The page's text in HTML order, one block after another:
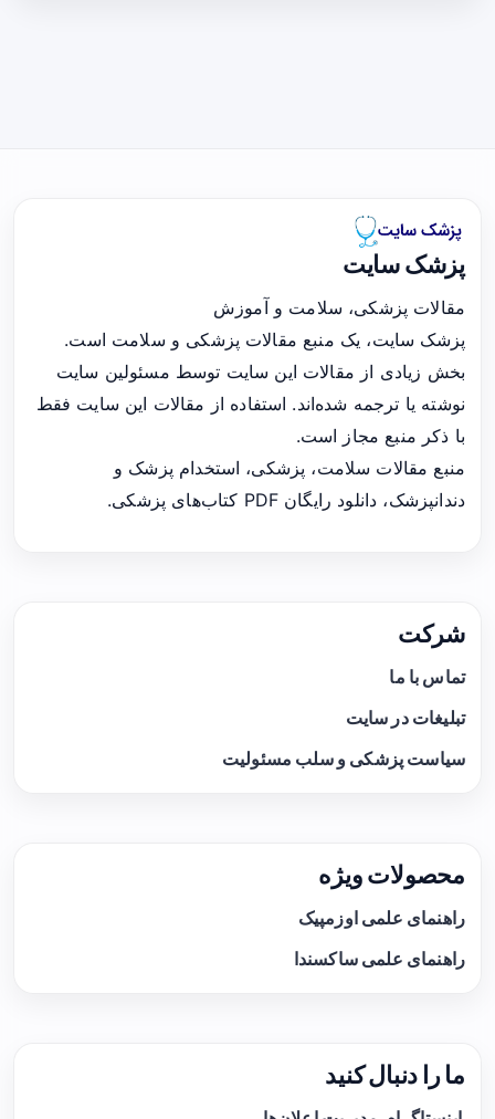
پزشک سایت
مقالات پزشکی، سلامت و آموزش
پزشک سایت، یک منبع مقالات پزشکی و سلامت است.
بخش زیادی از مقالات این سایت توسط مسئولین سایت
نوشته یا ترجمه شده‌اند. استفاده از مقالات این سایت فقط
با ذکر منبع مجاز است.
منبع مقالات سلامت، پزشکی، استخدام پزشک و
دندانپزشک، دانلود رایگان PDF کتاب‌های پزشکی.
شرکت
تماس با ما
تبلیغات در سایت
سیاست پزشکی و سلب مسئولیت
محصولات ویژه
راهنمای علمی اوزمپیک
راهنمای علمی ساکسندا
ما را دنبال کنید